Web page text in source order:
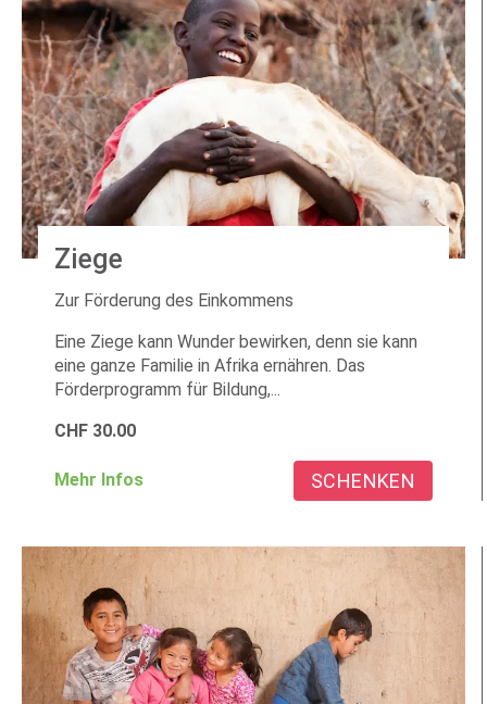
Ziege
Zur Förderung des Einkommens
Eine Ziege kann Wunder bewirken, denn sie kann
eine ganze Familie in Afrika ernähren. Das
Förderprogramm für Bildung,...
CHF 30.00
Mehr Infos SCHENKEN